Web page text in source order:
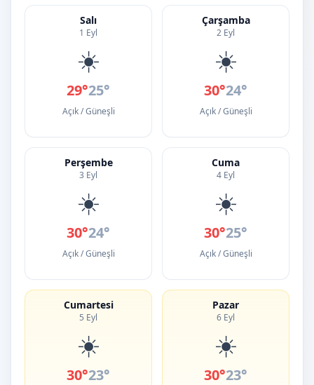
Salı
1 Eyl
☀️
29°25°
Açık / Güneşli
Çarşamba
2 Eyl
☀️
30°24°
Açık / Güneşli
Perşembe
3 Eyl
☀️
30°24°
Açık / Güneşli
Cuma
4 Eyl
☀️
30°25°
Açık / Güneşli
Cumartesi
5 Eyl
☀️
30°23°
Pazar
6 Eyl
☀️
30°23°